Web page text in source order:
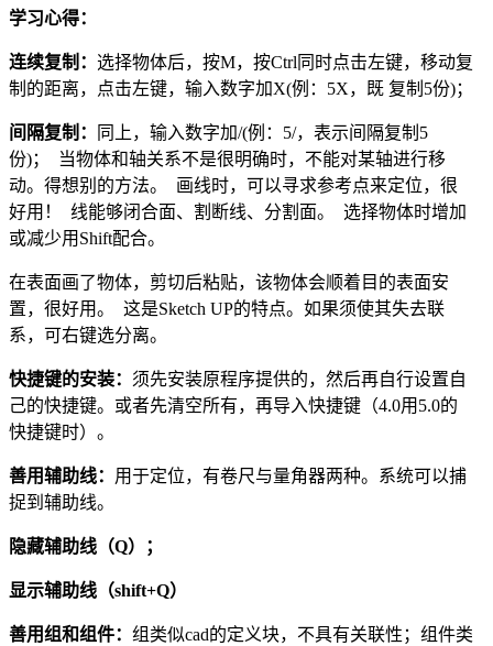
学习心得：
连续复制： 选择物体后，按M，按Ctrl同时点击左键，移动复
制的距离，点击左键，输入数字加X(例：5X，既 复制5份)；
间隔复制：
同上，输入数字加/(例：5/，表示间隔复制5
份)； 当物体和轴关系不是很明确时，不能对某轴进行移
动。得想别的方法。 画线时，可以寻求参考点来定位，很
好用！ 线能够闭合面、割断线、分割面。 选择物体时增加
或减少用Shift配合。
在表面画了物体，剪切后粘贴，该物体会顺着目的表面安
置，很好用。 这是Sketch UP的特点。如果须使其失去联
系，可右键选分离。
快捷键的安装： 须先安装原程序提供的，然后再自行设置自
己的快捷键。或者先清空所有，再导入快捷键（4.0用5.0的
快捷键时）。
善用辅助线： 用于定位，有卷尺与量角器两种。系统可以捕
捉到辅助线。
隐藏辅助线（Q）；
显示辅助线（shift+Q）
善用组和组件： 组类似cad的定义块，不具有关联性；组件类